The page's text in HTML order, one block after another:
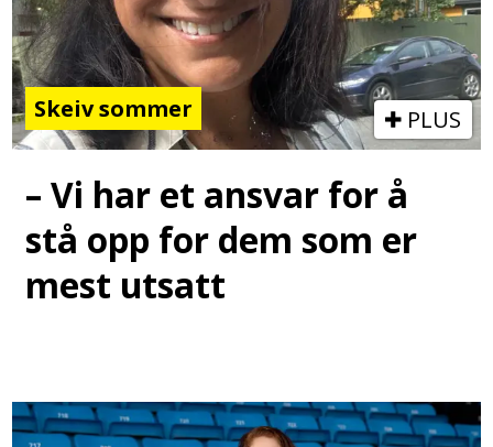
Skeiv sommer PLUS
– Vi har et ansvar for å
stå opp for dem som er
mest utsatt